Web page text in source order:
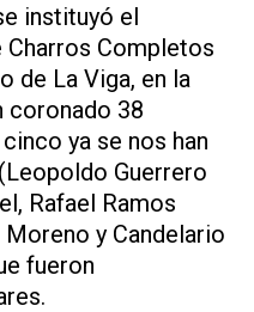
instituyó el
Charros Completos
de La Viga, en la
coronado 38
ya se nos han
Guerrero
Rafael Ramos
y Candelario
fueron